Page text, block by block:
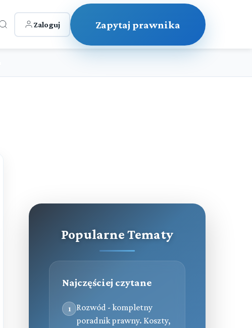
Zaloguj Zapytaj prawnika
Popularne Tematy
Najczęściej czytane
1
Rozwód - kompletny
poradnik prawny. Koszty,